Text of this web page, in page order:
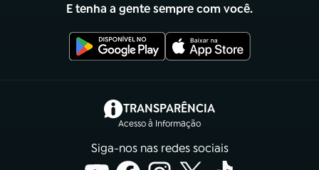
E tenha a gente sempre com você.
TRANSPARÊNCIA
Acesso à Informação
(abre em nova aba)
Siga-nos nas redes sociais